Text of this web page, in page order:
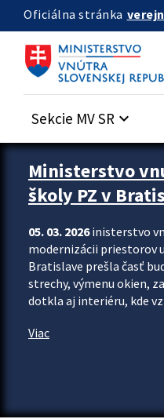
Preskocit na hlavný obsah
Oficiálna stránka
Sekcie MV SR keyboard_arrow_down
Ministerstvo
školy PZ v
05. 03. 2026inisterstvo
modernizácii priestorov
Bratislave prešla časť
strechy, výmenu okien,
dotkla aj interiéru, kde
Viac